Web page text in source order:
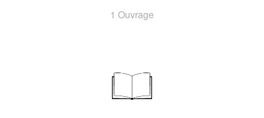
1 Ouvrage